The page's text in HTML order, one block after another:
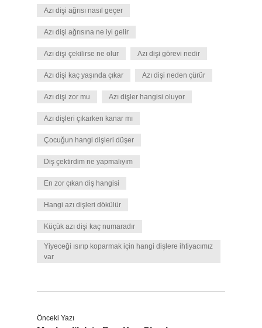
Azı dişi ağrısı nasıl geçer
Azı dişi ağrısına ne iyi gelir
Azı dişi çekilirse ne olur Azı dişi görevi nedir
Azı dişi kaç yaşında çıkar Azı dişi neden çürür
Azı dişi zor mu Azı dişler hangisi oluyor
Azı dişleri çıkarken kanar mı
Çocuğun hangi dişleri düşer
Diş çektirdim ne yapmalıyım
En zor çıkan diş hangisi
Hangi azı dişleri dökülür
Küçük azı dişi kaç numaradır
Yiyeceği ısırıp koparmak için hangi dişlere ihtiyacımız
var
Önceki Yazı